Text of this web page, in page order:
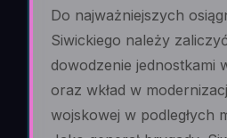
Do najważniejszych
Siwickiego należy
dowodzenie jednostkami
oraz wkład w
wojskowej w podległych